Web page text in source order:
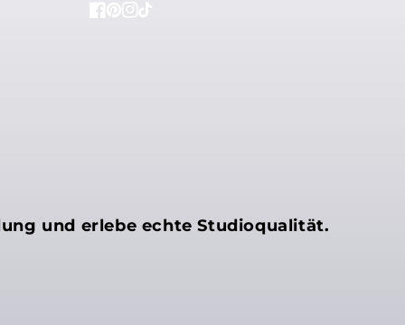
Facebook
Pinterest
Instagram
und erlebe echte Studioqualität.